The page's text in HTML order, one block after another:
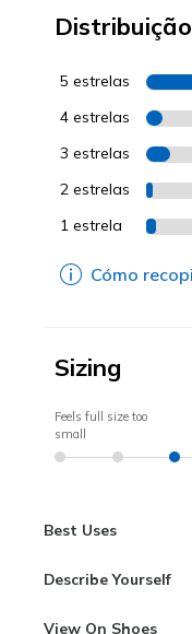
5 estrelas
4 estrelas
3 estrelas
2 estrelas
1 estrela
Cómo
Sizing
Feels full size too
small
Best Uses
Describe Yourself
View On Shoes